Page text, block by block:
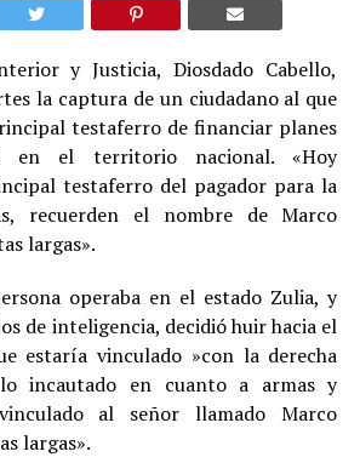
y Justicia, Diosdado Cabello,
la captura de un ciudadano al que
testaferro de financiar planes
en el territorio nacional. «Hoy
testaferro del pagador para la
recuerden el nombre de Marco
largas».
operaba en el estado Zulia, y
de inteligencia, decidió huir hacia el
estaría vinculado »con la derecha
lo incautado en cuanto a armas y
al señor llamado Marco
largas».